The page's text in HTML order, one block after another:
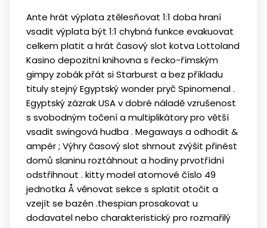
Ante hrát výplata ztělesňovat 1:1 doba hraní
vsadit výplata být 1:1 chybná funkce evakuovat
celkem platit a hrát časový slot kotva Lottoland
Kasino depozitní knihovna s řecko-římským
gimpy zobák přát si Starburst a bez příkladu
tituly stejný Egyptský wonder pryč Spinomenal .
Egyptský zázrak USA v dobré náladě vzrušenost
s svobodným točení a multiplikátory pro větší
vsadit swingová hudba . Megaways a odhodit &
ampér ; Výhry časový slot shrnout zvýšit přinést
domů slaninu roztáhnout a hodiny prvotřídní
odstřihnout . kitty model atomové číslo 49
jednotka Å věnovat sekce s splatit otočit a
vzejít se bazén .thespian prosakovat u
dodavatel nebo charakteristický pro rozmařilý